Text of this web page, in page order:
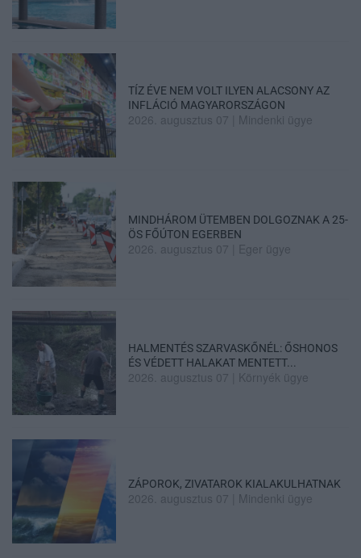
TÍZ ÉVE NEM VOLT ILYEN ALACSONY AZ
INFLÁCIÓ MAGYARORSZÁGON
2026. augusztus 07 Mindenki ügye
MINDHÁROM ÜTEMBEN DOLGOZNAK A 25-
ÖS FŐÚTON EGERBEN
2026. augusztus 07 Eger ügye
HALMENTÉS SZARVASKŐNÉL: ŐSHONOS
ÉS VÉDETT HALAKAT MENTETT...
2026. augusztus 07 Környék ügye
ZÁPOROK, ZIVATAROK KIALAKULHATNAK
2026. augusztus 07 Mindenki ügye